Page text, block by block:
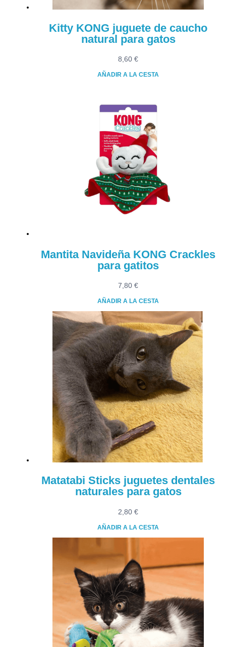
Kitty KONG juguete de caucho
natural para gatos
8,60 €
AÑADIR A LA CESTA
Mantita Navideña KONG Crackles
para gatitos
7,80 €
AÑADIR A LA CESTA
Matatabi Sticks juguetes dentales
naturales para gatos
2,80 €
AÑADIR A LA CESTA